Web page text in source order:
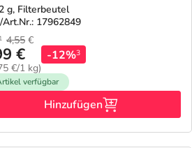
g, Filterbeutel
Art.Nr.: 17962849
1 4,55 €
€
€/1 kg)
-12%3
verfügbar
Hinzufügen